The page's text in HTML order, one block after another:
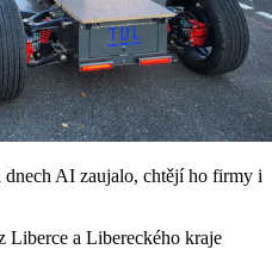
AI zaujalo, chtějí ho firmy i
Liberce a Libereckého kraje